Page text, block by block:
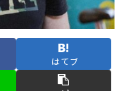
はてブ